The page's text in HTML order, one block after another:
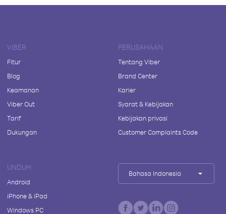
VIBER
Fitur
Blog
Keamanan
Viber Out
Tarif
Dukungan
PERUSAHAAN
Tentang Viber
Brand Center
Karier
Syarat & Kebijakan
Kebijakan privasi
Customer Complaints Code
UNDUH
Android
iPhone & iPad
Windows PC
Bahasa Indonesia